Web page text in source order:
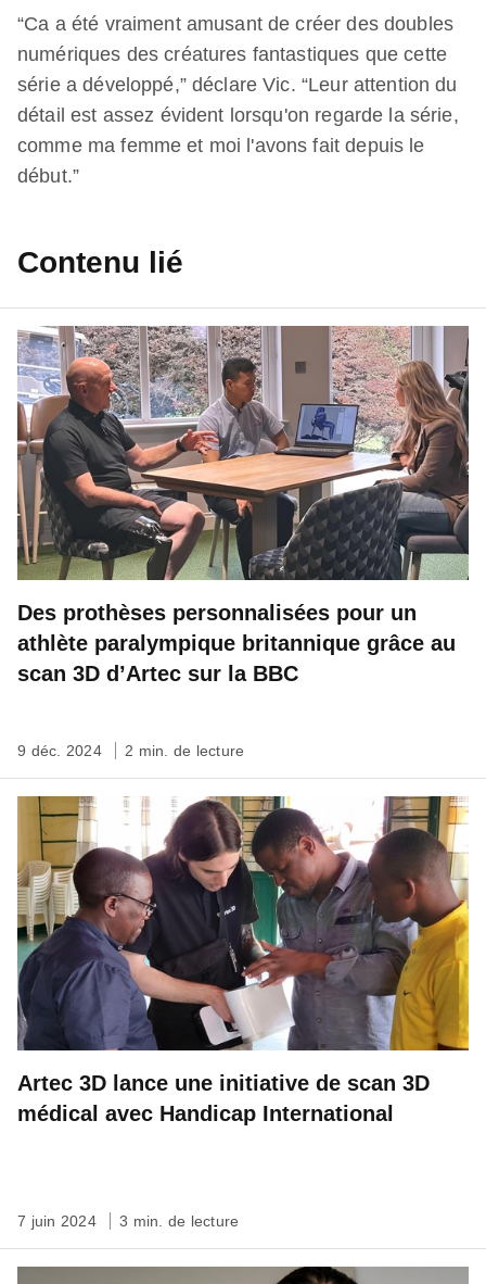
“Ca a été vraiment amusant de créer des doubles
numériques des créatures fantastiques que cette
série a développé,” déclare Vic. “Leur attention du
détail est assez évident lorsqu'on regarde la série,
comme ma femme et moi l'avons fait depuis le
début.”
Contenu lié
Des prothèses personnalisées pour un
athlète paralympique britannique grâce au
scan 3D d’Artec sur la BBC
9 déc. 2024 2 min. de lecture
Artec 3D lance une initiative de scan 3D
médical avec Handicap International
7 juin 2024 3 min. de lecture